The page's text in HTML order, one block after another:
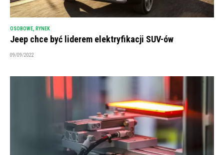
OSOBOWE RYNEK
Jeep chce być liderem elektryfikacji SUV-ów
09/09/2022